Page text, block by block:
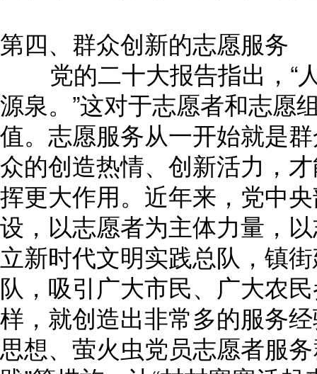
第四、群众创新的志愿服务
党的二十大报告指出，“
源泉。”这对于志愿者和志愿
值。志愿服务从一开始就是
众的创造热情、创新活力，
挥更大作用。近年来，党中
设，以志愿者为主体力量，
立新时代文明实践总队，镇
队，吸引广大市民、广大农
样，就创造出非常多的服务
思想、萤火虫党员志愿者服